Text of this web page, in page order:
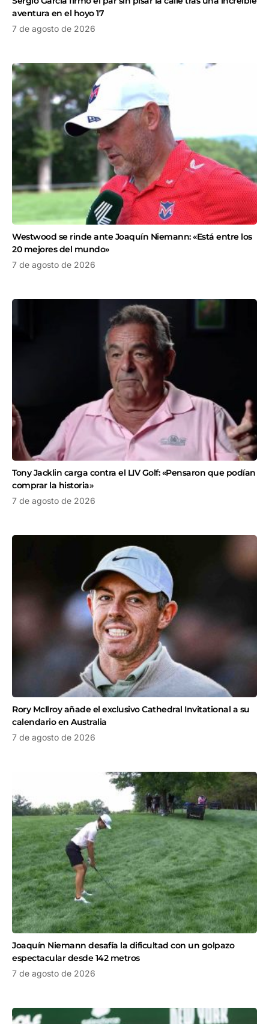
aventura en el hoyo 17
7 de agosto de 2026
Westwood se rinde ante Joaquín Niemann: «Está entre los
20 mejores del mundo»
7 de agosto de 2026
Tony Jacklin carga contra el LIV Golf: «Pensaron que podían
comprar la historia»
7 de agosto de 2026
Rory McIlroy añade el exclusivo Cathedral Invitational a su
calendario en Australia
7 de agosto de 2026
Joaquín Niemann desafía la dificultad con un golpazo
espectacular desde 142 metros
7 de agosto de 2026